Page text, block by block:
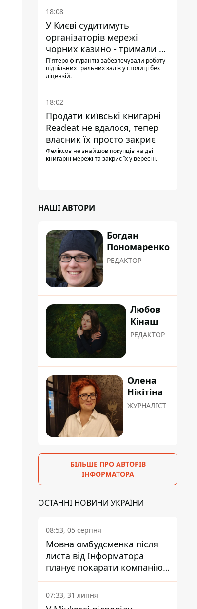
18:08
У Києві судитимуть
організаторів мережі
чорних казино - тримали 39
закладів
П'ятеро фігурантів забезпечували роботу
підпільних гральних залів у столиці без
ліцензій.
18:02
Продати київські книгарні
Readeat не вдалося, тепер
власник їх просто закриє
Феліксов не знайшов покупців на дві
книгарні мережі та закриє їх у вересні.
НАШІ АВТОРИ
Богдан
Пономаренко
РЕДАКТОР
Любов
Кінаш
РЕДАКТОР
Олена
Нікітіна
ЖУРНАЛІСТ
БІЛЬШЕ ПРО АВТОРІВ
ІНФОРМАТОРА
ОСТАННІ НОВИНИ УКРАЇНИ
08:53, 05 серпня
Мовна омбудсменка після
листа від Інформатора
планує покарати компанію-
підрядника ПриватБанку
07:33, 31 липня